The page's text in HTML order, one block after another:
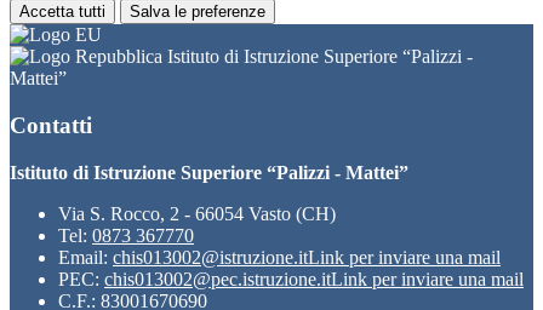
Accetta tutti Salva le preferenze
Istituto di Istruzione Superiore “Palizzi -
Mattei”
Contatti
Istituto di Istruzione Superiore “Palizzi - Mattei”
Via S. Rocco, 2 - 66054 Vasto (CH)
Tel: 0873 367770
Email: chis013002@istruzione.itLink per inviare una mail
PEC: chis013002@pec.istruzione.itLink per inviare una mail
C.F.: 83001670690